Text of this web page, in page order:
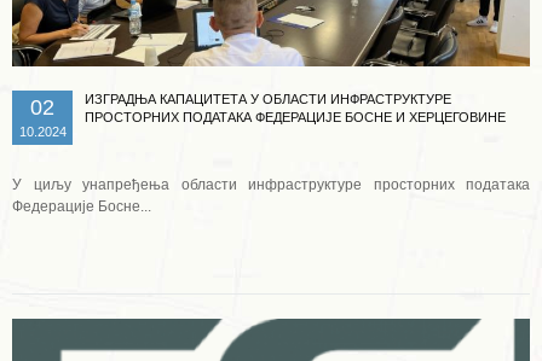
02
10.2024
ИЗГРАДЊА КАПАЦИТЕТА У ОБЛАСТИ ИНФРАСТРУКТУРЕ
ПРОСТОРНИХ ПОДАТАКА ФЕДЕРАЦИЈЕ БОСНЕ И ХЕРЦЕГОВИНЕ
У циљу унапређења области инфраструктуре просторних података
Федерације Босне...